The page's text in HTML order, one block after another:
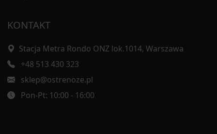
KONTAKT
Stacja Metra Rondo ONZ lok.1014, Warszawa
+48 513 430 323
sklep@ostrenoze.pl
Pon-Pt: 10:00 - 16:00